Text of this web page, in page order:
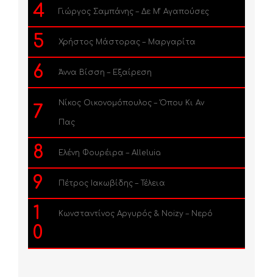
4 Γιώργος Σαμπάνης – Δε Μ’ Αγαπούσες
5 Χρήστος Μάστορας – Μαργαρίτα
6 Άννα Βίσση – Εξαίρεση
7 Νίκος Οικονομόπουλος – Όπου Κι Αν
Πας
8 Ελένη Φουρέιρα – Alleluia
9 Πέτρος Ιακωβίδης – Τέλεια
1
0
Κωνσταντίνος Αργυρός & Noizy – Νερό